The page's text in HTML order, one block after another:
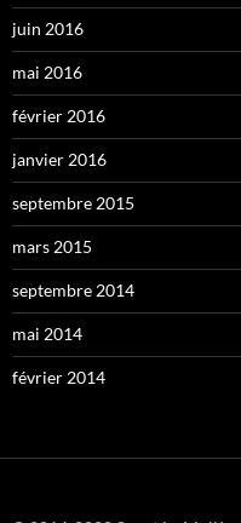
juin 2016
mai 2016
février 2016
janvier 2016
septembre 2015
mars 2015
septembre 2014
mai 2014
février 2014